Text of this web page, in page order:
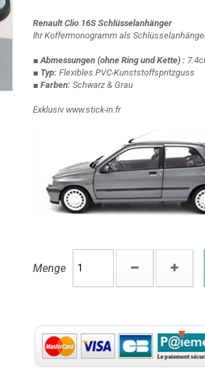
Renault Clio 16S Schlüsselanhänger
Ihr Koffermonogramm als
■ Abmessungen (ohne Ring und Kette) :
■ Typ: Flexibles PVC-Kunststoffspritzguss
■ Farben: Schwarz & Grau
Exklusiv www.stick-in.fr
Menge